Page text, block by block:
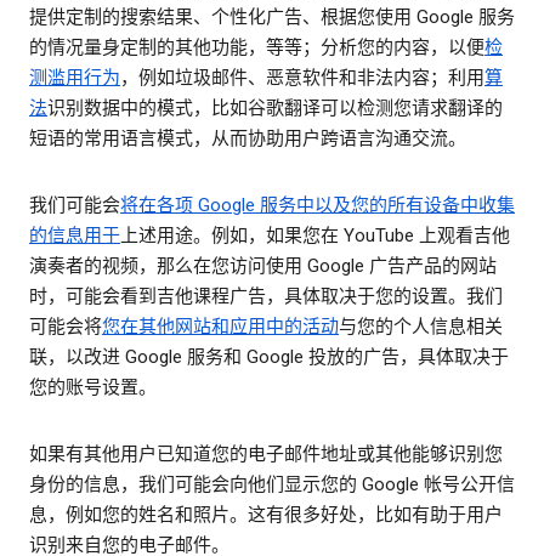
提供定制的搜索结果、个性化广告、根据您使用 Google 服务
的情况量身定制的其他功能，等等；分析您的内容，以便检
测滥用行为，例如垃圾邮件、恶意软件和非法内容；利用算
法识别数据中的模式，比如谷歌翻译可以检测您请求翻译的
短语的常用语言模式，从而协助用户跨语言沟通交流。
我们可能会将在各项 Google 服务中以及您的所有设备中收集
的信息用于上述用途。例如，如果您在 YouTube 上观看吉他
演奏者的视频，那么在您访问使用 Google 广告产品的网站
时，可能会看到吉他课程广告，具体取决于您的设置。我们
可能会将您在其他网站和应用中的活动与您的个人信息相关
联，以改进 Google 服务和 Google 投放的广告，具体取决于
您的账号设置。
如果有其他用户已知道您的电子邮件地址或其他能够识别您
身份的信息，我们可能会向他们显示您的 Google 帐号公开信
息，例如您的姓名和照片。这有很多好处，比如有助于用户
识别来自您的电子邮件。